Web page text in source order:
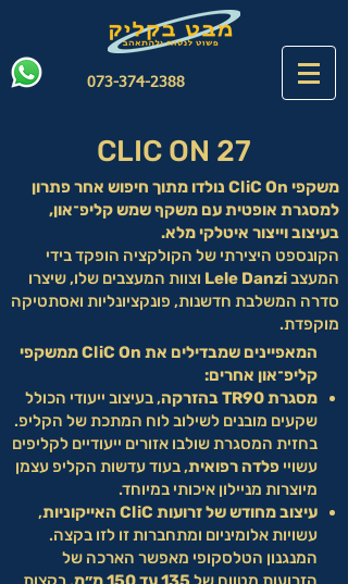
073-374-2388
CLIC ON 27
משקפי CliC On נולדו מתוך חיפוש אחר פתרון
למסגרת אופטית עם משקף שמש קליפ־און,
בעיצוב וייצור איטלקי מלא.
הקונספט היצירתי של הקולקציה הופקד בידי
המעצבLele Danzi וצוות המעצבים שלו, שיצרו
סדרה המשלבת חדשנות, פונקציונליות ואסתטיקה
מוקפדת.
המאפיינים שמבדילים את CliC On ממשקפי
קליפ־און אחרים:
מסגרת TR90 בהזרקה
, בעיצוב ייעודי הכולל
שקעים מובנים לשילוב לוח המתכת של הקליפ.
בחזית המסגרת שולבו אזורים ייעודיים לקליפים
עשויי פלדה רפואית, בעוד עדשות הקליפ עצמן
מיוצרות מניילון איכותי במיוחד.
עיצוב מחודש של זרועות CliC האייקוניות
,
עשויות אלומיניום ומתחברות זו לזו בקצה.
המנגנון הטלסקופי מאפשר הארכה של